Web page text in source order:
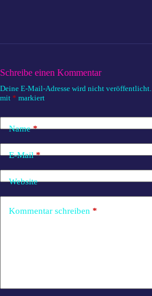
Schreibe einen Kommentar
Deine E-Mail-Adresse wird nicht veröffentlicht.
mit * markiert
Name*
E-Mail*
Website
Kommentar schreiben *